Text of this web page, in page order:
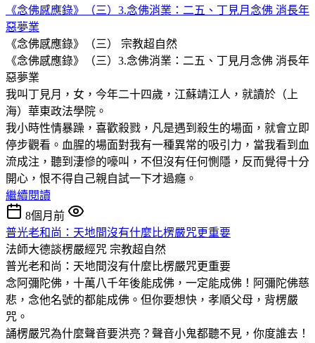
《念佛感應錄》（三）3.念佛消業：二五、丁見月念佛 消長年
惡夢業
《念佛感應錄》（三） 宗教超自然
《念佛感應錄》（三）3.念佛消業：二五、丁見月念佛 消長年
惡夢業
我叫丁見月，女，今年二十四歲，江蘇靖江人，就讀於（上
海）華東政法學院。
我小時性情暴躁，喜歡殺戮，凡是遇到殺生的場面，就會立即
停步觀看。血腥的場面對我有一種異常的吸引力，當我看到血
流成注，聽到淒慘的嚎叫，不但沒有任何惻隱，反而覺得十分
開心，恨不得自己親自試一下才過癮。
繼續閱讀
8個月前
普光老和尚：天地間沒有什麼比楞嚴咒更重要
法師大德談楞嚴經咒 宗教超自然
普光老和尚：天地間沒有什麼比楞嚴咒更重要
念阿彌陀佛，十萬八千年後能成佛，一定能成佛！阿彌陀佛慈
悲，念他名號的都能成佛。但你要想快，孝順父母，背楞嚴
咒。
誦楞嚴咒為什麼聲音要洪亮？聲音小鬼都聽不見，你度誰去！